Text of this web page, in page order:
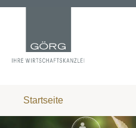
Startseite